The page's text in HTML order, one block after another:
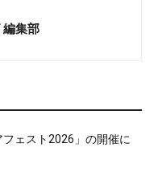
編集部
フェスト2026」の開催に